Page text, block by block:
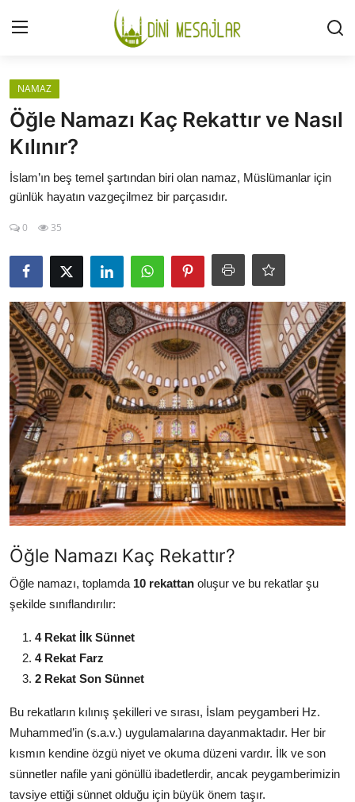
İLETİŞİM
GÜNDEM
SURELER
NAMAZ
DUALAR
KİMDİR?
DİNİ MESAJLAR
KISSADAN HİSSE
DİNİ BİLGİLER
NAMAZ
Öğle Namazı Kaç Rekattır ve Nasıl
Kılınır?
İslam’ın beş temel şartından biri olan namaz, Müslümanlar için
günlük hayatın vazgeçilmez bir parçasıdır.
0 35
Öğle Namazı Kaç Rekattır?
Öğle namazı, toplamda 10 rekattan oluşur ve bu rekatlar şu
şekilde sınıflandırılır:
4 Rekat İlk Sünnet
4 Rekat Farz
2 Rekat Son Sünnet
Bu rekatların kılınış şekilleri ve sırası, İslam peygamberi Hz.
Muhammed’in (s.a.v.) uygulamalarına dayanmaktadır. Her bir
kısmın kendine özgü niyet ve okuma düzeni vardır. İlk ve son
sünnetler nafile yani gönüllü ibadetlerdir, ancak peygamberimizin
tavsiye ettiği sünnet olduğu için büyük önem taşır.